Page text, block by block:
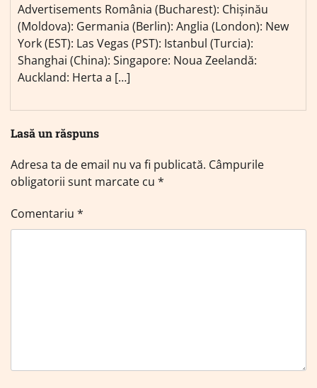
Advertisements România (Bucharest): Chișinău
(Moldova): Germania (Berlin): Anglia (London): New
York (EST): Las Vegas (PST): Istanbul (Turcia):
Shanghai (China): Singapore: Noua Zeelandă:
Auckland: Herta a […]
Lasă un răspuns
Adresa ta de email nu va fi publicată. Câmpurile
obligatorii sunt marcate cu *
Comentariu *